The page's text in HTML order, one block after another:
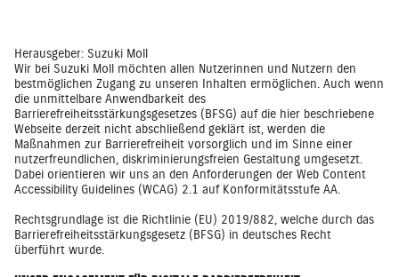
Herausgeber: Suzuki Moll
Wir bei Suzuki Moll möchten allen Nutzerinnen und Nutzern den
bestmöglichen Zugang zu unseren Inhalten ermöglichen. Auch wenn
die unmittelbare Anwendbarkeit des
Barrierefreiheitsstärkungsgesetzes (BFSG) auf die hier beschriebene
Webseite derzeit nicht abschließend geklärt ist, werden die
Maßnahmen zur Barrierefreiheit vorsorglich und im Sinne einer
nutzerfreundlichen, diskriminierungsfreien Gestaltung umgesetzt.
Dabei orientieren wir uns an den Anforderungen der Web Content
Accessibility Guidelines (WCAG) 2.1 auf Konformitätsstufe AA.
Rechtsgrundlage ist die Richtlinie (EU) 2019/882, welche durch das
Barrierefreiheitsstärkungsgesetz (BFSG) in deutsches Recht
überführt wurde.